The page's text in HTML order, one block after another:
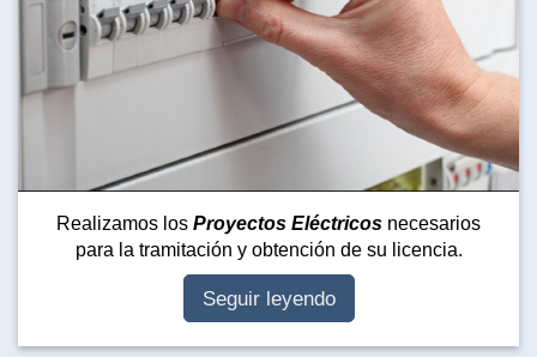
Realizamos los Proyectos Eléctricos necesarios
para la tramitación y obtención de su licencia.
Seguir leyendo